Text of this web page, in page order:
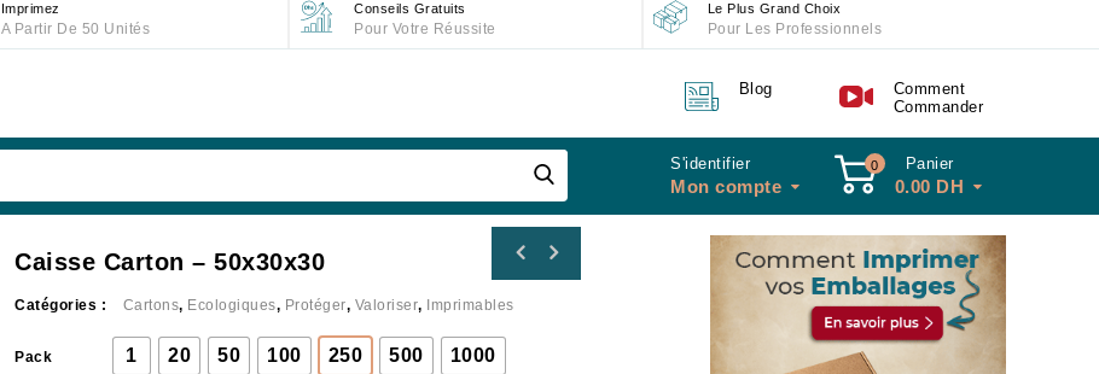
Imprimez
A Partir De 50 Unités
Conseils Gratuits
Pour Votre Réussite
Le Plus Grand Choix
Pour Les Professionnels
Blog
Comment
Commander
S'identifier
Mon compte
0 Panier
0.00 DH
Caisse Carton – 50x30x30
Catégories : Cartons, Ecologiques, Protéger, Valoriser, Imprimables
Pack 1 20 50 100 250 500 1000